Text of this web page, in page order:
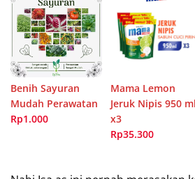
Benih Sayuran
Mudah Perawatan
Rp1.000
Mama Lemon
Jeruk Nipis 950 ml
x3
Rp35.300